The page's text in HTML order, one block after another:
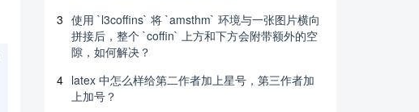
3 使用 `l3coffins` 将 `amsthm` 环境与一张图片横向
拼接后，整个 `coffin` 上方和下方会附带额外的空
隙，如何解决？
4 latex 中怎么样给第二作者加上星号，第三作者加
上加号？